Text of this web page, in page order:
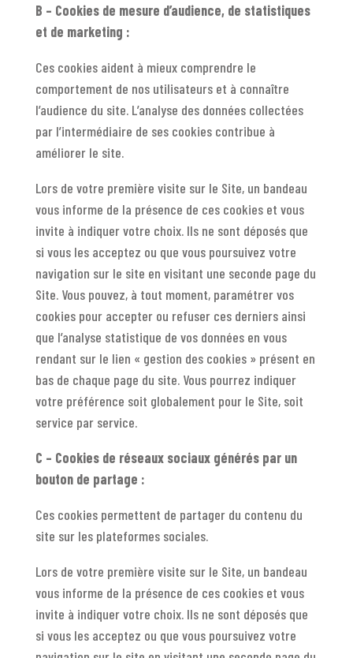
B – Cookies de mesure d’audience, de statistiques
et de marketing :
Ces cookies aident à mieux comprendre le
comportement de nos utilisateurs et à connaître
l’audience du site. L’analyse des données collectées
par l’intermédiaire de ses cookies contribue à
améliorer le site.
Lors de votre première visite sur le Site, un bandeau
vous informe de la présence de ces cookies et vous
invite à indiquer votre choix. Ils ne sont déposés que
si vous les acceptez ou que vous poursuivez votre
navigation sur le site en visitant une seconde page du
Site. Vous pouvez, à tout moment, paramétrer vos
cookies pour accepter ou refuser ces derniers ainsi
que l’analyse statistique de vos données en vous
rendant sur le lien « gestion des cookies » présent en
bas de chaque page du site. Vous pourrez indiquer
votre préférence soit globalement pour le Site, soit
service par service.
C – Cookies de réseaux sociaux générés par un
bouton de partage :
Ces cookies permettent de partager du contenu du
site sur les plateformes sociales.
Lors de votre première visite sur le Site, un bandeau
vous informe de la présence de ces cookies et vous
invite à indiquer votre choix. Ils ne sont déposés que
si vous les acceptez ou que vous poursuivez votre